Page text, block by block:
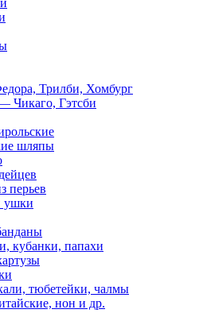
Трилби, Хомбург
Чикаго, Гэтсби
шляпы
перьев
ушки
кубанки, папахи
тюбетейки, чалмы
нон и др.